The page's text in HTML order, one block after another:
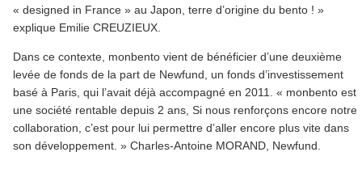
« designed in France » au Japon, terre d’origine du bento ! »
explique Emilie CREUZIEUX.
Dans ce contexte, monbento vient de bénéficier d’une deuxième
levée de fonds de la part de Newfund, un fonds d’investissement
basé à Paris, qui l’avait déjà accompagné en 2011. « monbento est
une société rentable depuis 2 ans, Si nous renforçons encore notre
collaboration, c’est pour lui permettre d’aller encore plus vite dans
son développement. » Charles-Antoine MORAND, Newfund.